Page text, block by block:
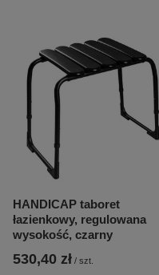
HANDICAP taboret
łazienkowy, regulowana
wysokość, czarny
530,40 zł / szt.